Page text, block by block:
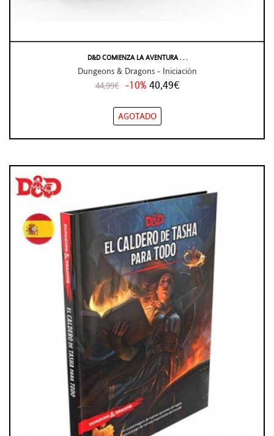
D&D COMIENZA LA AVENTURA . . .
Dungeons & Dragons - Iniciación
44,99€ -10% 40,49€
AGOTADO